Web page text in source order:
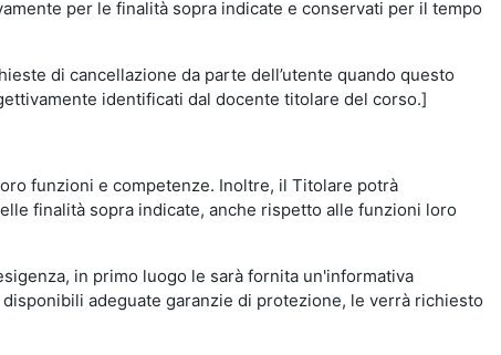
per le finalità sopra indicate e conservati per il tempo
di cancellazione da parte dell’utente quando questo
identificati dal docente titolare del corso.]
funzioni e competenze. Inoltre, il Titolare potrà
finalità sopra indicate, anche rispetto alle funzioni loro
in primo luogo le sarà fornita un'informativa
adeguate garanzie di protezione, le verrà richiesto